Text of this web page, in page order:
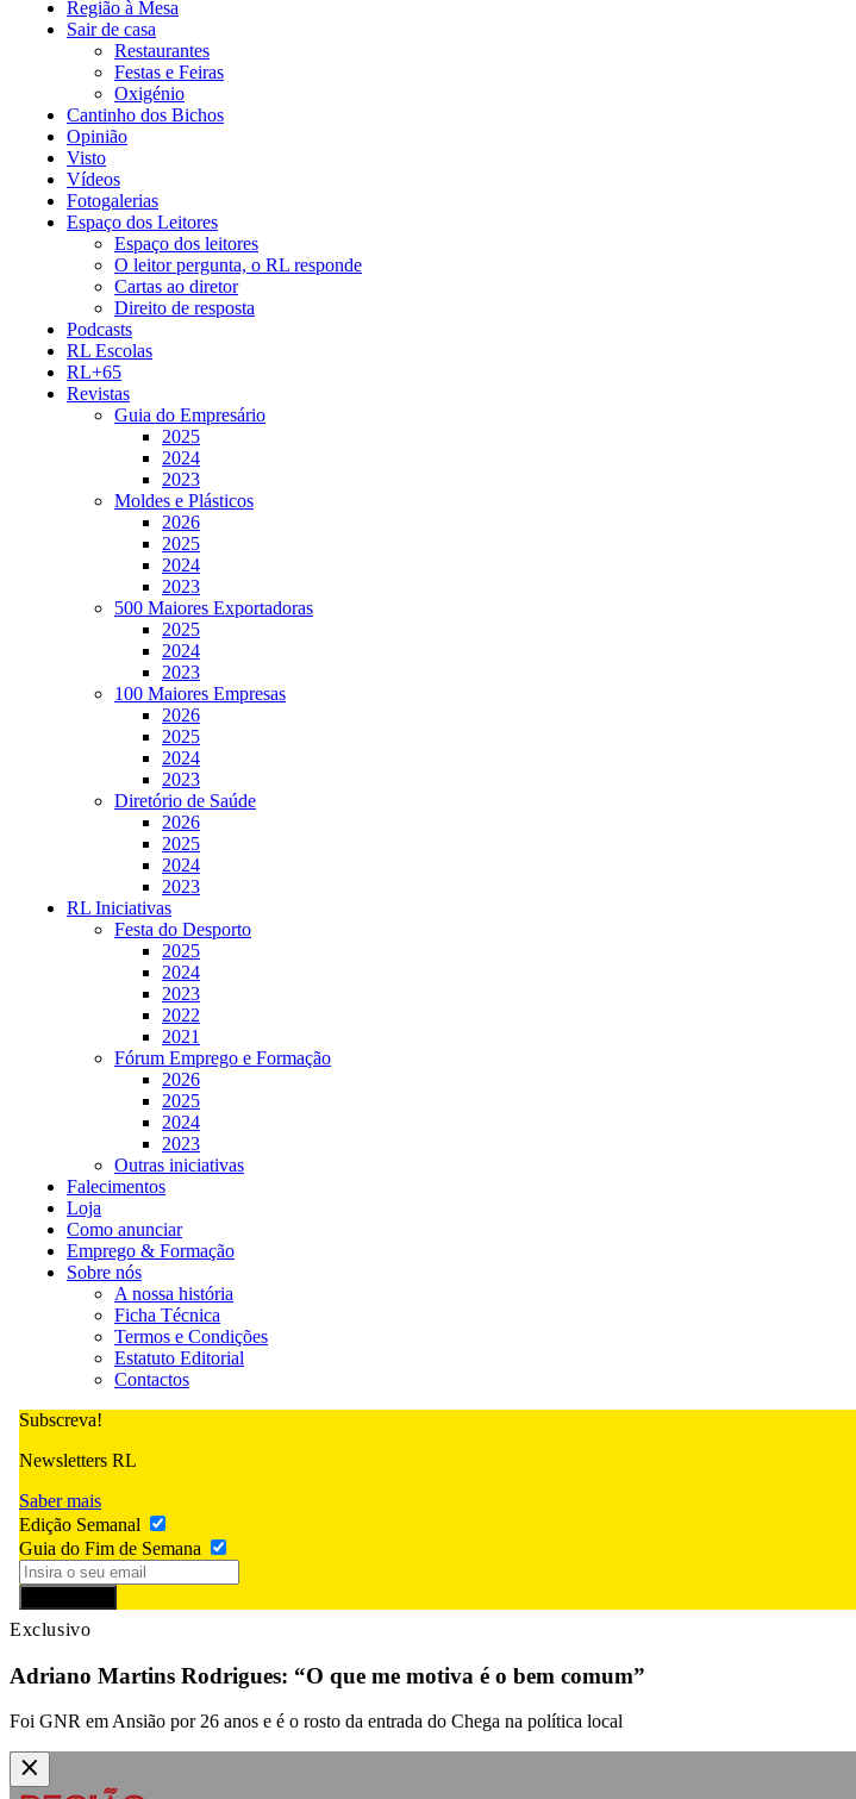
Região à Mesa
Sair de casa
Restaurantes
Festas e Feiras
Oxigénio
Cantinho dos Bichos
Opinião
Visto
Vídeos
Fotogalerias
Espaço dos Leitores
Espaço dos leitores
O leitor pergunta, o RL responde
Cartas ao diretor
Direito de resposta
Podcasts
RL Escolas
RL+65
Revistas
Guia do Empresário
2025
2024
2023
Moldes e Plásticos
2026
2025
2024
2023
500 Maiores Exportadoras
2025
2024
2023
100 Maiores Empresas
2026
2025
2024
2023
Diretório de Saúde
2026
2025
2024
2023
RL Iniciativas
Festa do Desporto
2025
2024
2023
2022
2021
Fórum Emprego e Formação
2026
2025
2024
2023
Outras iniciativas
Falecimentos
Loja
Como anunciar
Emprego & Formação
Sobre nós
A nossa história
Ficha Técnica
Termos e Condições
Estatuto Editorial
Contactos
Subscreva!
Newsletters RL
Saber mais
Edição Semanal
Guia do Fim de Semana
Exclusivo
Adriano Martins Rodrigues: “O que me motiva é o bem comum”
Foi GNR em Ansião por 26 anos e é o rosto da entrada do Chega na política local